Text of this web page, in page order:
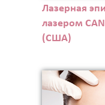
Лазерная
лазером
(США)